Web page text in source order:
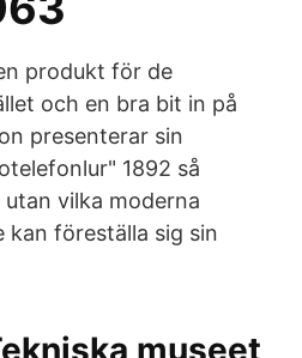
produkt för de
och en bra bit in på
presenterar sin
1892 så
vilka moderna
kan föreställa sig sin
museet